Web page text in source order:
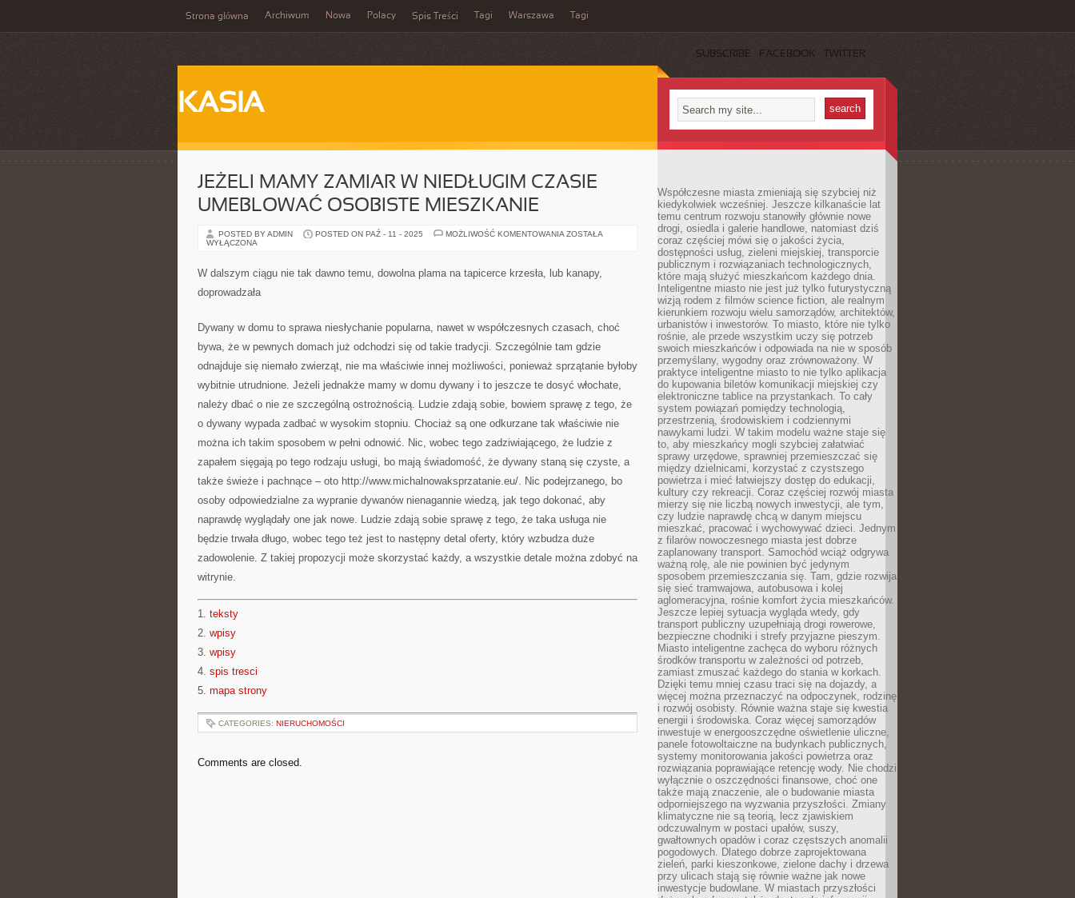
Strona główna Archiwum Nowa Polacy Spis Treści Tagi Warszawa Tagi
SUBSCRIBE FACEBOOK TWITTER
KASIA
JEŻELI MAMY ZAMIAR W NIEDŁUGIM CZASIE
UMEBLOWAĆ OSOBISTE MIESZKANIE
POSTED BY ADMIN POSTED ON PAŹ - 11 - 2025 MOŻLIWOŚĆ KOMENTOWANIA JEŻELI
NIEDŁUGIM
CZASIE
ZOSTAŁA
WYŁĄCZONA
W dalszym ciągu nie tak dawno temu, dowolna plama na tapicerce krzesła, lub kanapy,
doprowadzała
Dywany w domu to sprawa niesłychanie popularna, nawet w współczesnych czasach, choć
bywa, że w pewnych domach już odchodzi się od takie tradycji. Szczególnie tam gdzie
odnajduje się niemało zwierząt, nie ma właściwie innej możliwości, ponieważ sprzątanie byłoby
wybitnie utrudnione. Jeżeli jednakże mamy w domu dywany i to jeszcze te dosyć włochate,
należy dbać o nie ze szczególną ostrożnością. Ludzie zdają sobie, bowiem sprawę z tego, że
o dywany wypada zadbać w wysokim stopniu. Chociaż są one odkurzane tak właściwie nie
można ich takim sposobem w pełni odnowić. Nic, wobec tego zadziwiającego, że ludzie z
zapałem sięgają po tego rodzaju usługi, bo mają świadomość, że dywany staną się czyste, a
także świeże i pachnące – oto http://www.michalnowaksprzatanie.eu/. Nic podejrzanego, bo
osoby odpowiedzialne za wypranie dywanów nienagannie wiedzą, jak tego dokonać, aby
naprawdę wyglądały one jak nowe. Ludzie zdają sobie sprawę z tego, że taka usługa nie
będzie trwała długo, wobec tego też jest to następny detal oferty, który wzbudza duże
zadowolenie. Z takiej propozycji może skorzystać każdy, a wszystkie detale można zdobyć na
witrynie.
1. teksty
2. wpisy
3. wpisy
4. spis tresci
5. mapa strony
CATEGORIES: NIERUCHOMOŚCI
Comments are closed.
Współczesne miasta zmieniają się szybciej niż
kiedykolwiek wcześniej. Jeszcze kilkanaście lat
temu centrum rozwoju stanowiły głównie nowe
drogi, osiedla i galerie handlowe, natomiast dziś
coraz częściej mówi się o jakości życia,
dostępności usług, zieleni miejskiej, transporcie
publicznym i rozwiązaniach technologicznych,
które mają służyć mieszkańcom każdego dnia.
Inteligentne miasto nie jest już tylko futurystyczną
wizją rodem z filmów science fiction, ale realnym
kierunkiem rozwoju wielu samorządów, architektów,
urbanistów i inwestorów. To miasto, które nie tylko
rośnie, ale przede wszystkim uczy się potrzeb
swoich mieszkańców i odpowiada na nie w sposób
przemyślany, wygodny oraz zrównoważony. W
praktyce inteligentne miasto to nie tylko aplikacja
do kupowania biletów komunikacji miejskiej czy
elektroniczne tablice na przystankach. To cały
system powiązań pomiędzy technologią,
przestrzenią, środowiskiem i codziennymi
nawykami ludzi. W takim modelu ważne staje się
to, aby mieszkańcy mogli szybciej załatwiać
sprawy urzędowe, sprawniej przemieszczać się
między dzielnicami, korzystać z czystszego
powietrza i mieć łatwiejszy dostęp do edukacji,
kultury czy rekreacji. Coraz częściej rozwój miasta
mierzy się nie liczbą nowych inwestycji, ale tym,
czy ludzie naprawdę chcą w danym miejscu
mieszkać, pracować i wychowywać dzieci. Jednym
z filarów nowoczesnego miasta jest dobrze
zaplanowany transport. Samochód wciąż odgrywa
ważną rolę, ale nie powinien być jedynym
sposobem przemieszczania się. Tam, gdzie rozwija
się sieć tramwajowa, autobusowa i kolej
aglomeracyjna, rośnie komfort życia mieszkańców.
Jeszcze lepiej sytuacja wygląda wtedy, gdy
transport publiczny uzupełniają drogi rowerowe,
bezpieczne chodniki i strefy przyjazne pieszym.
Miasto inteligentne zachęca do wyboru różnych
środków transportu w zależności od potrzeb,
zamiast zmuszać każdego do stania w korkach.
Dzięki temu mniej czasu traci się na dojazdy, a
więcej można przeznaczyć na odpoczynek, rodzinę
i rozwój osobisty. Równie ważna staje się kwestia
energii i środowiska. Coraz więcej samorządów
inwestuje w energooszczędne oświetlenie uliczne,
panele fotowoltaiczne na budynkach publicznych,
systemy monitorowania jakości powietrza oraz
rozwiązania poprawiające retencję wody. Nie chodzi
wyłącznie o oszczędności finansowe, choć one
także mają znaczenie, ale o budowanie miasta
odporniejszego na wyzwania przyszłości. Zmiany
klimatyczne nie są teorią, lecz zjawiskiem
odczuwalnym w postaci upałów, suszy,
gwałtownych opadów i coraz częstszych anomalii
pogodowych. Dlatego dobrze zaprojektowana
zieleń, parki kieszonkowe, zielone dachy i drzewa
przy ulicach stają się równie ważne jak nowe
inwestycje budowlane. W miastach przyszłości